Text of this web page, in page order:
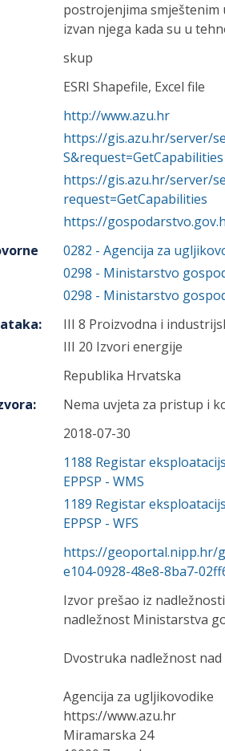
postrojenjima
izvan njega kada su u
skup
ESRI Shapefile, Excel file
http://www.azu.hr
https://gis.azu.hr/server/
S&request=GetCapabilities
https://gis.azu.hr/server/
request=GetCapabilities
https://
0282 - Agencija za
0298 - Ministarstvo
0298 - Ministarstvo
:
III 8 Proizvodna i
III 20 Izvori energije
Republika Hrvatska
:
Nema uvjeta za pristup i
2018-07-30
1188 Registar
EPPSP - WMS
1189 Registar
EPPSP - WFS
https://geoportal.nipp.hr/
e104-0928-48e8-8ba7-
Izvor prešao iz
nadležnost Ministarstva
Dvostruka nadležnost nad
Agencija za ugljikovodike
https://www.azu.hr
Miramarska 24